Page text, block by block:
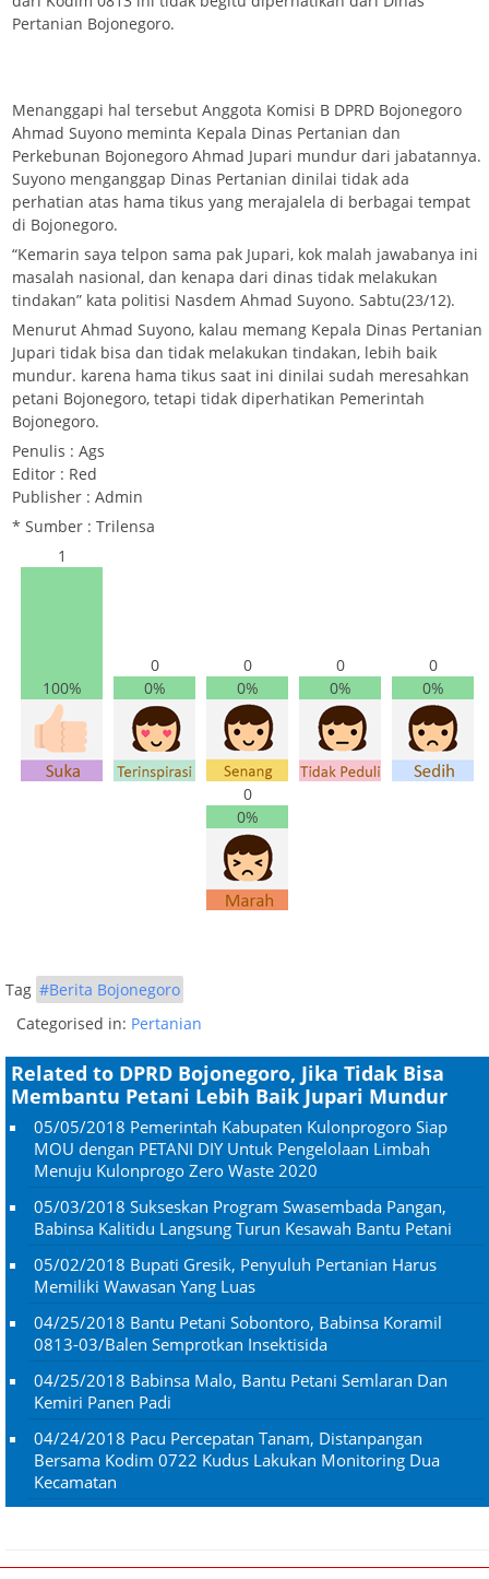
Pertanian Bojonegoro.
Menanggapi hal tersebut Anggota Komisi B DPRD Bojonegoro
Ahmad Suyono meminta Kepala Dinas Pertanian dan
Perkebunan Bojonegoro Ahmad Jupari mundur dari jabatannya.
Suyono menganggap Dinas Pertanian dinilai tidak ada
perhatian atas hama tikus yang merajalela di berbagai tempat
di Bojonegoro.
“Kemarin saya telpon sama pak Jupari, kok malah jawabanya ini
masalah nasional, dan kenapa dari dinas tidak melakukan
tindakan” kata politisi Nasdem Ahmad Suyono. Sabtu(23/12).
Menurut Ahmad Suyono, kalau memang Kepala Dinas Pertanian
Jupari tidak bisa dan tidak melakukan tindakan, lebih baik
mundur. karena hama tikus saat ini dinilai sudah meresahkan
petani Bojonegoro, tetapi tidak diperhatikan Pemerintah
Bojonegoro.
Penulis : Ags
Editor : Red
Publisher : Admin
* Sumber : Trilensa
1
100%
0
0%
0
0%
0
0%
0
0%
0
0%
Tag #Berita Bojonegoro
Categorised in: Pertanian
Related to DPRD Bojonegoro, Jika Tidak Bisa
Membantu Petani Lebih Baik Jupari Mundur
05/05/2018 Pemerintah Kabupaten Kulonprogoro Siap
MOU dengan PETANI DIY Untuk Pengelolaan Limbah
Menuju Kulonprogo Zero Waste 2020
05/03/2018 Sukseskan Program Swasembada Pangan,
Babinsa Kalitidu Langsung Turun Kesawah Bantu Petani
05/02/2018 Bupati Gresik, Penyuluh Pertanian Harus
Memiliki Wawasan Yang Luas
04/25/2018 Bantu Petani Sobontoro, Babinsa Koramil
0813-03/Balen Semprotkan Insektisida
04/25/2018 Babinsa Malo, Bantu Petani Semlaran Dan
Kemiri Panen Padi
04/24/2018 Pacu Percepatan Tanam, Distanpangan
Bersama Kodim 0722 Kudus Lakukan Monitoring Dua
Kecamatan